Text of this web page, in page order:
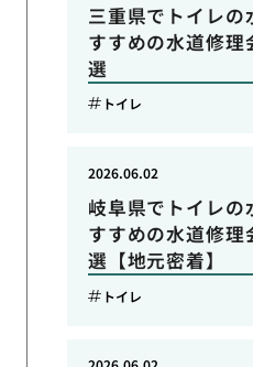
三重県でトイレの
すすめの水道修理
選
トイレ
岐阜県でトイレの
すすめの水道修理
選【地元密着】
2026.06.02
トイレ